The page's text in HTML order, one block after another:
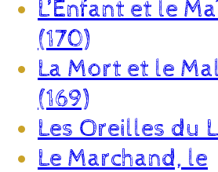
L’Enfant et le
(170)
La Mort et le
(169)
Les Oreilles du
Le Marchand, le